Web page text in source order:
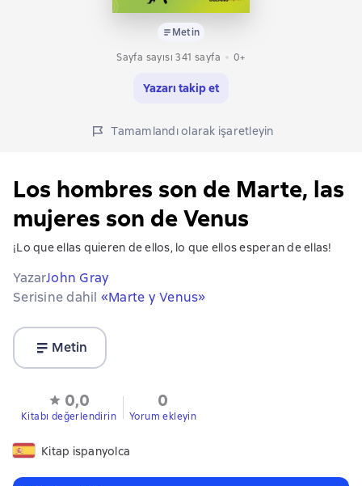
Metin
Sayfa sayısı 341 sayfa
0+
Yazarı takip et
Tamamlandı olarak işaretleyin
Los hombres son de Marte, las
mujeres son de Venus
¡Lo que ellas quieren de ellos, lo que ellos esperan de ellas!
YazarJohn Gray
Serisine dahil «Marte y Venus»
Metin
0,0
Kitabı değerlendirin
0
Yorum ekleyin
Kitap ispanyolca